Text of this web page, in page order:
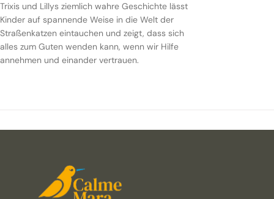
Trixis und Lillys ziemlich wahre Geschichte lässt
Kinder auf spannende Weise in die Welt der
Straßenkatzen eintauchen und zeigt, dass sich
alles zum Guten wenden kann, wenn wir Hilfe
annehmen und einander vertrauen.